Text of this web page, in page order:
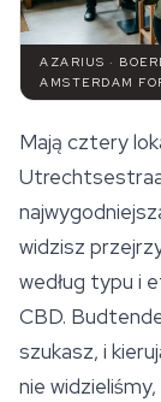
AZARIUS ·
AMSTERDAM
Mają cztery
widzisz
według typu i
CBD.
szukasz, i
nie